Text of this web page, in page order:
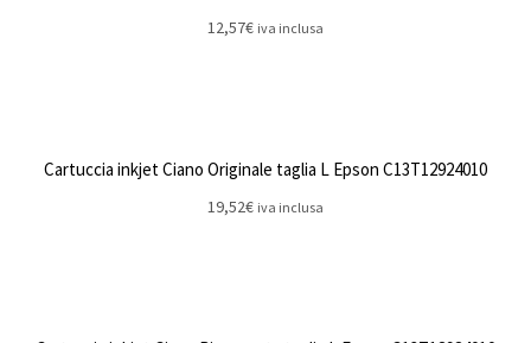
12,57€ iva inclusa
Cartuccia inkjet Ciano Originale taglia L Epson C13T12924010
19,52€ iva inclusa